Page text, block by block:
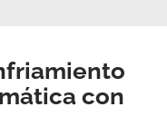
con